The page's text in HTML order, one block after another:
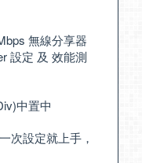
無線分享器
設定 及 效能測
中置中
次設定就上手，